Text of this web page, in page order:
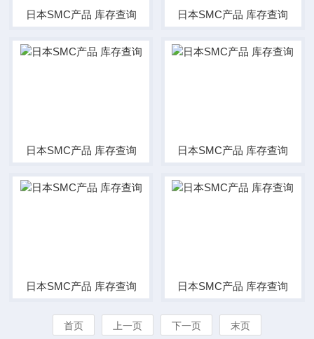
日本SMC产品 库存查询 日本SMC产品 库存查询
日本SMC产品 库存查询 日本SMC产品 库存查询
日本SMC产品 库存查询 日本SMC产品 库存查询
首页 上一页 下一页 末页